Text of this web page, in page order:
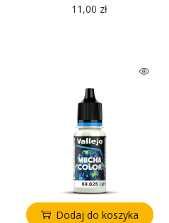
11,00 zł
Dodaj do koszyka